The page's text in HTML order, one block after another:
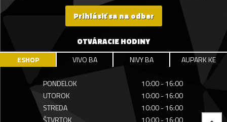
Prihlásiť sa na odber
OTVÁRACIE HODINY
ESHOP VIVO BA NIVY BA AUPARK KE
PONDELOK
10:00 - 16:00
UTOROK
10:00 - 16:00
STREDA
10:00 - 16:00
ŠTVRTOK
10:00 - 16:00